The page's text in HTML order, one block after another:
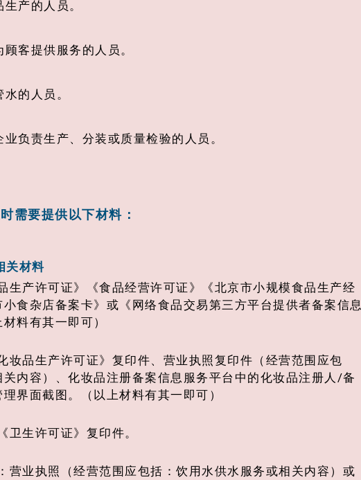
产的人员。
客提供服务的人员。
的人员。
负责生产、分装或质量检验的人员。
需要提供以下材料：
关材料
生产许可证》《食品经营许可证》《北京市小规模食品生产经
食杂店备案卡》或《网络食品交易第三方平台提供者备案信息
料有其一即可）
妆品生产许可证》复印件、营业执照复印件（经营范围应包
内容）、化妆品注册备案信息服务平台中的化妆品注册人/备
界面截图。（以上材料有其一即可）
卫生许可证》复印件。
营业执照（经营范围应包括：饮用水供水服务或相关内容）或